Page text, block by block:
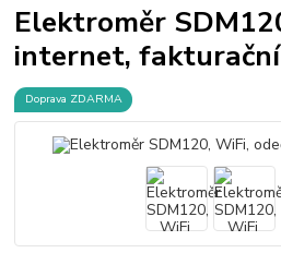
Elektroměr
internet, fakturační
Doprava ZDARMA